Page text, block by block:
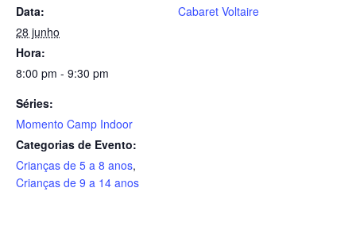
Data:
28 junho
Hora:
8:00 pm - 9:30 pm
Séries:
Momento Camp Indoor
Categorias de Evento:
Crianças de 5 a 8 anos,
Crianças de 9 a 14 anos
Cabaret Voltaire